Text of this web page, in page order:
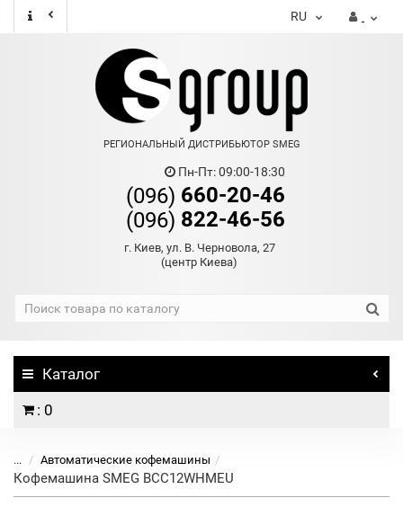
RU
РЕГИОНАЛЬНЫЙ ДИСТРИБЬЮТОР SMEG
Пн-Пт: 09:00-18:30
(096) 660-20-46
(096) 822-46-56
г. Киев, ул. В. Черновола, 27
(центр Киева)
Каталог
: 0
... Автоматические кофемашины
Кофемашина SMEG BCC12WHMEU